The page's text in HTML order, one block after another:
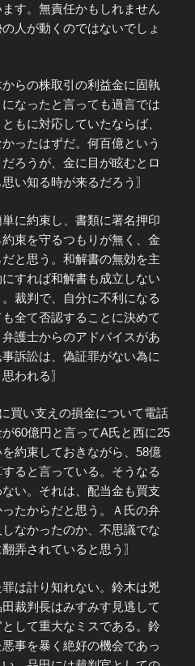
す。無責任かもしれません
人が動くのではないでしょ
らの株取引の利益金に固執
なったと言っても過言では
もに対応していたならば、
ったはずだ。何百億という
ろうが、金に目が眩むとロ
い知る時が来るだろう〗
に約束し、書類に署名押印
束を守るつもりが無く、金
と思う。和解書の無効を主
すれば和解書も成立しない
裁判で、自分に不利になる
全て否認することに決めて
護士からのアドバイスがあ
訴訟は、偽証罪がない為に
われる〗
買い支えの損金について電話
60億円と言ってA氏と西に25
約束しておきながら、58億
ると言っている。そうなる
い。それは、配当金も買支
たからだと思う。Ａ氏の弁
なかったのか、不思議でな
弄されていると思う〗
は計り知れない。鈴木は兇
裁判長はみすみす見逃して
して重大なミスである。鈴
事を暴く絶好の機会であっ